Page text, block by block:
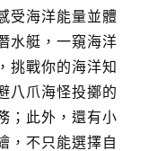
受海洋能量並體
水艇，一窺海洋
挑戰你的海洋知
八爪海怪投擲的
；此外，還有小
，不只能選擇自